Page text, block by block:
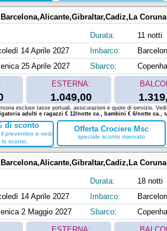
Barcelona,Alicante,Gibraltar,Cadiz,La
14 Aprile 2027
25 Aprile 2027
Durata:
11 notti
Imbarco:
Sbarco:
ESTERNA:
1.049,00
di sconto
il preventivo e vedi
lo sconto.
Offerta Crociere Msc
speciale sconto riservato
escluse tasse portuali, assicurazioni e quote di servizio.
adulti e ragazzi € 12/notte ca., bambini € 6/notte ca.,
Barcelona,Alicante,Gibraltar,Cadiz,La Coruna,Bilbao,La
14 Aprile 2027
2 Maggio 2027
Durata:
18 notti
Imbarco:
Sbarco: